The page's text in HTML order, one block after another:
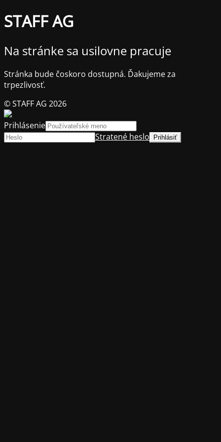
STAFF AG
Na stránke sa usilovne pracuje
Stránka bude čoskoro dostupná. Ďakujeme za
trpezlivosť.
© STAFF AG 2026
Prihlásenie
Stratené heslo